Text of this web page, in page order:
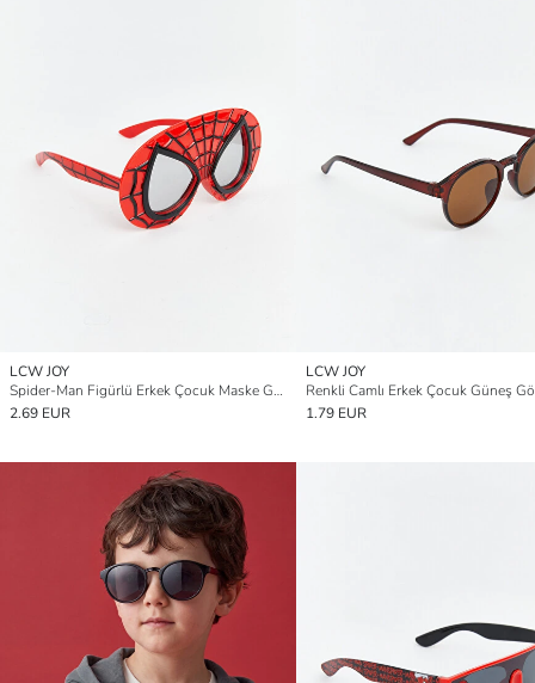
LCW JOY
Spider-Man Figürlü Erkek Çocuk Maske Gözlük
2.69 EUR
LCW JOY
Renkli Camlı Erkek Çocuk Güneş
1.79 EUR